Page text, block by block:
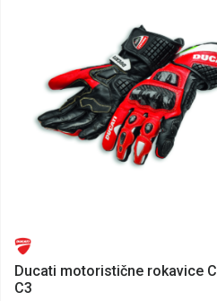
Ducati motoristične rokavice
C3